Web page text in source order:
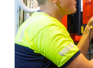
Cineplexx
Colmobil Austria
Controller
Darbo